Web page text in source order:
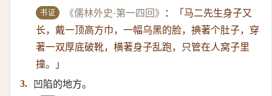
书证 《儒林外史·第一四回》 ：
「马二先生身子又
长，戴一顶高方巾，一幅乌黑的脸，捵著个肚子，穿
著一双厚底破靴，横著身子乱跑，只管在人窝子里
撞。」
3.
凹陷的地方。